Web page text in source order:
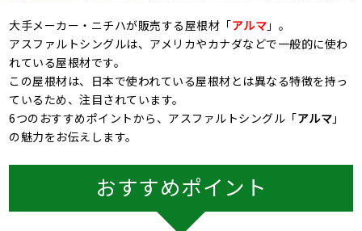
大手メーカー・ニチハが販売する屋根材「アルマ 」。
アスファルトシングルは、アメリカやカナダなどで一般的に使わ
れている屋根材です。
この屋根材は、日本で使われている屋根材とは異なる特徴を持っ
ているため、注目されています。
6つのおすすめポイントから、アスファルトシングル「アルマ 」
の魅力をお伝えします。
おすすめポイント